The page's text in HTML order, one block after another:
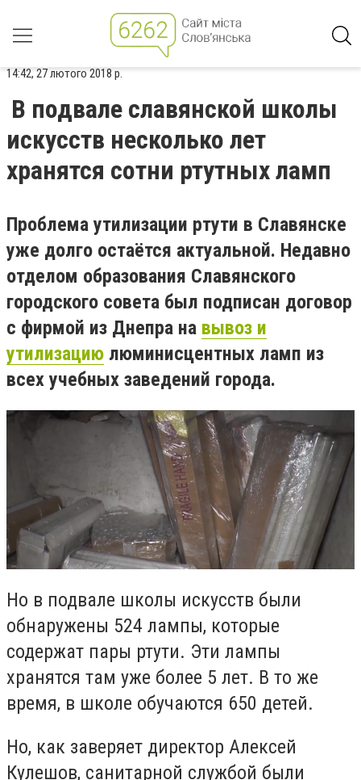
14:42, 27 лютого 2018 р.
В подвале славянской школы
искусств несколько лет
хранятся сотни ртутных ламп
Проблема утилизации ртути в Славянске
уже долго остаётся актуальной. Недавно
отделом образования Славянского
городского совета был подписан договор
с фирмой из Днепра на вывоз и
утилизацию люминисцентных ламп из
всех учебных заведений города.
Но в подвале школы искусств были
обнаружены 524 лампы, которые
содержат пары ртути. Эти лампы
хранятся там уже более 5 лет. В то же
время, в школе обучаются 650 детей.
Но, как заверяет директор Алексей
Кулешов, санитарной службой были